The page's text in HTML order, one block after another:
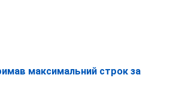
максимальний строк за